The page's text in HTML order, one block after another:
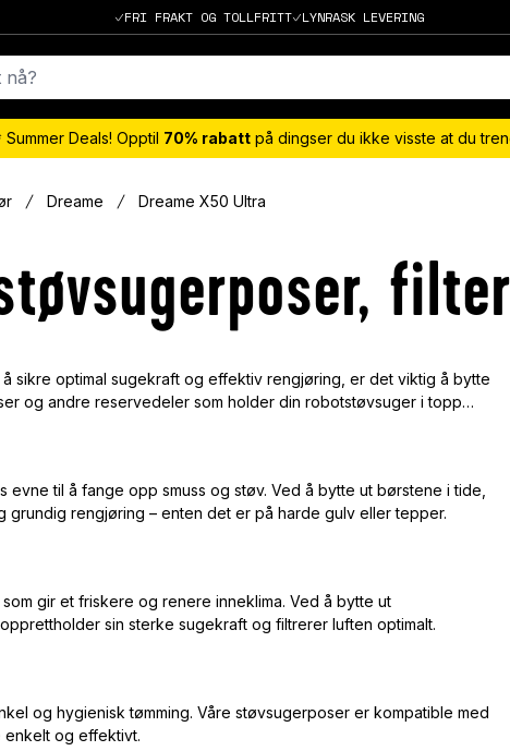
FRI FRAKT OG TOLLFRITT LYNRASK LEVERING
Summer Deals! Opptil 70% rabattpå dingser du ikke visste at du
Dreame Dreame X50 Ultra
sikre optimal sugekraft og effektiv rengjøring, er det viktig å bytte
og andre reservedeler som holder din robotstøvsuger i topp
til å fange opp smuss og støv. Ved å bytte ut børstene i tide,
rengjøring – enten det er på harde gulv eller tepper.
gir et friskere og renere inneklima. Ved å bytte ut
sin sterke sugekraft og filtrerer luften optimalt.
og hygienisk tømming. Våre støvsugerposer er kompatible med
enkelt og effektivt.